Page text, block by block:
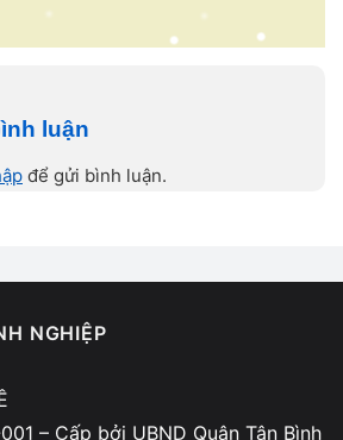
luận
để gửi bình luận.
NGHIỆP
– Cấp bởi UBND Quận Tân Bình